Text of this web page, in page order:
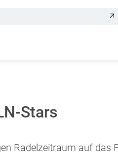
Stars
Radelzeitraum auf das